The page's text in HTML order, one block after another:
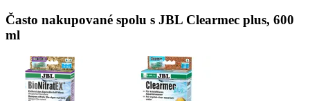
Často nakupované spolu s JBL Clearmec plus, 600
ml